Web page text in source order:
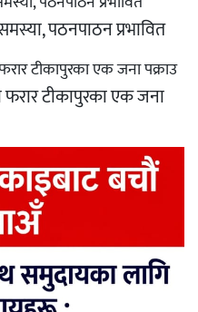
पठनपाठन प्रभावित
फरार टीकापुरका एक जना